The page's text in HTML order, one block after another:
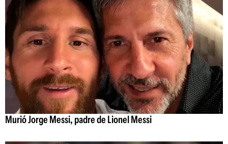
Murió Jorge Messi, padre de Lionel Messi